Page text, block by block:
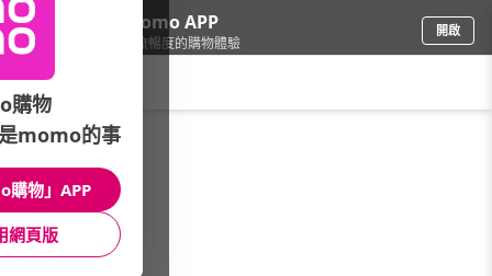
下載momo APP
給你3倍流暢度的購物體驗
開啟
褲子/長褲
本館精選商品
館長推薦 月銷量
購物
momo的事
購物」APP
網頁版